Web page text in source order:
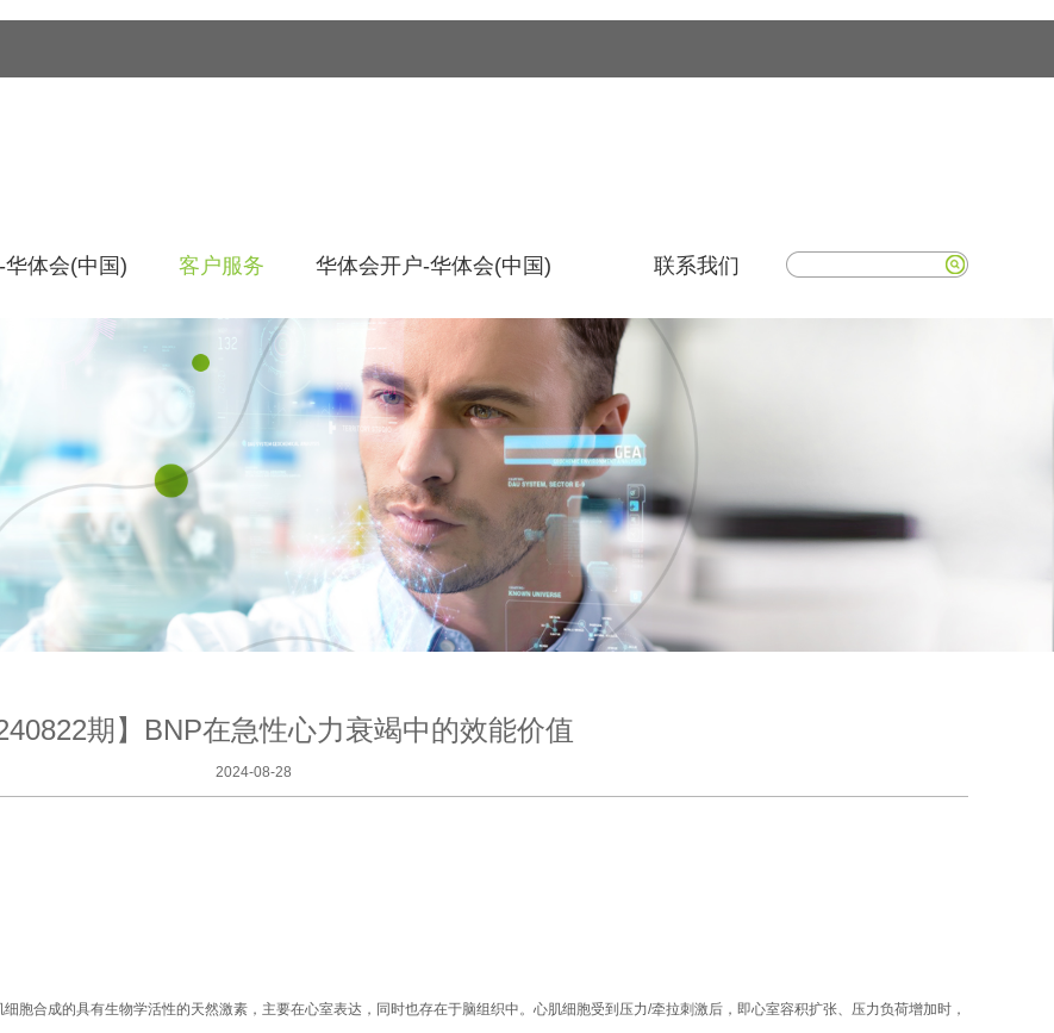
体会(中国) 客户服务 华体会开户-华体会(中国) 联系我们
期】BNP在急性心力衰竭中的效能价值
2024-08-28
胞合成的具有生物学活性的天然激素，主要在心室表达，同时也存在于脑组织中。心肌细胞受到压力/牵拉刺激后，即心室容积扩张、压力负荷增加时，